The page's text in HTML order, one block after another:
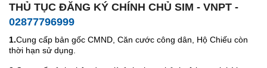
THỦ TỤC ĐĂNG KÝ CHÍNH CHỦ SIM - VNPT -
02877796999
1.Cung cấp bản gốc CMND, Căn cước công dân, Hộ Chiếu còn
thời hạn sử dụng.